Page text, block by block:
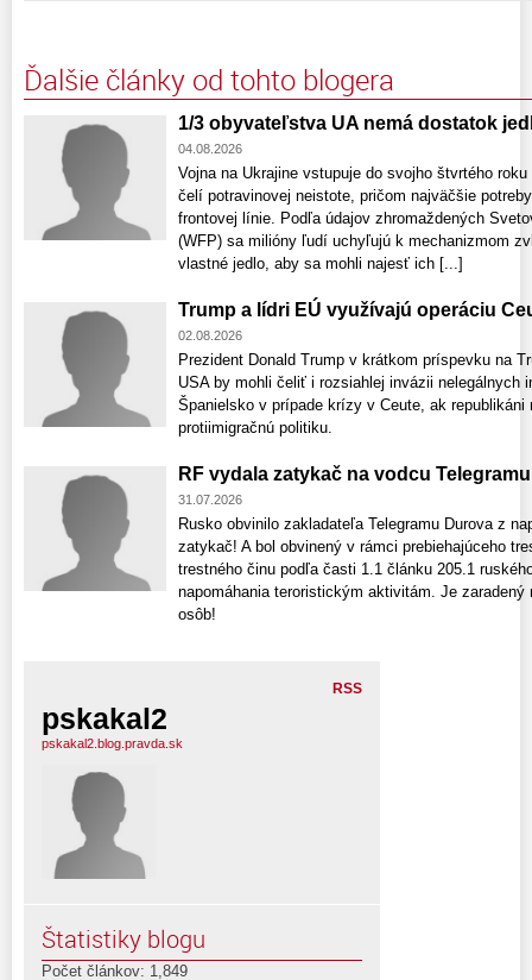
Ďalšie články od tohto blogera
1/3 obyvateľstva UA nemá dostatok
04.08.2026
Vojna na Ukrajine vstupuje do svojho štvrtého
čelí potravinovej neistote, pričom najväčšie
frontovej línie. Podľa údajov zhromaždených
(WFP) sa milióny ľudí uchyľujú k mechanizmom
vlastné jedlo, aby sa mohli najesť ich [...]
Trump a lídri EÚ využívajú operáciu
02.08.2026
Prezident Donald Trump v krátkom príspevku na
USA by mohli čeliť i rozsiahlej invázii nelegálnych
Španielsko v prípade krízy v Ceute, ak republikáni
protiimigračnú politiku.
RF vydala zatykač na vodcu
31.07.2026
Rusko obvinilo zakladateľa Telegramu Durova z
zatykač! A bol obvinený v rámci prebiehajúceho
trestného činu podľa časti 1.1 článku 205.1
napomáhania teroristickým aktivitám. Je
osôb!
RSS
pskakal2
pskakal2.blog.pravda.sk
Štatistiky blogu
Počet článkov: 1,849